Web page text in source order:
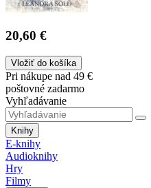
20,60 €
Vložiť do košíka
Pri nákupe nad 49 €
poštovné zadarmo
Vyhľadávanie
Knihy
E-knihy
Audioknihy
Hry
Filmy